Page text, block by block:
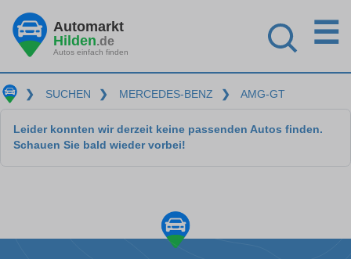
Automarkt
Hilden.de
Autos einfach finden
☰
❯ SUCHEN ❯ MERCEDES-BENZ ❯ AMG-GT
Leider konnten wir derzeit keine passenden Autos finden.
Schauen Sie bald wieder vorbei!